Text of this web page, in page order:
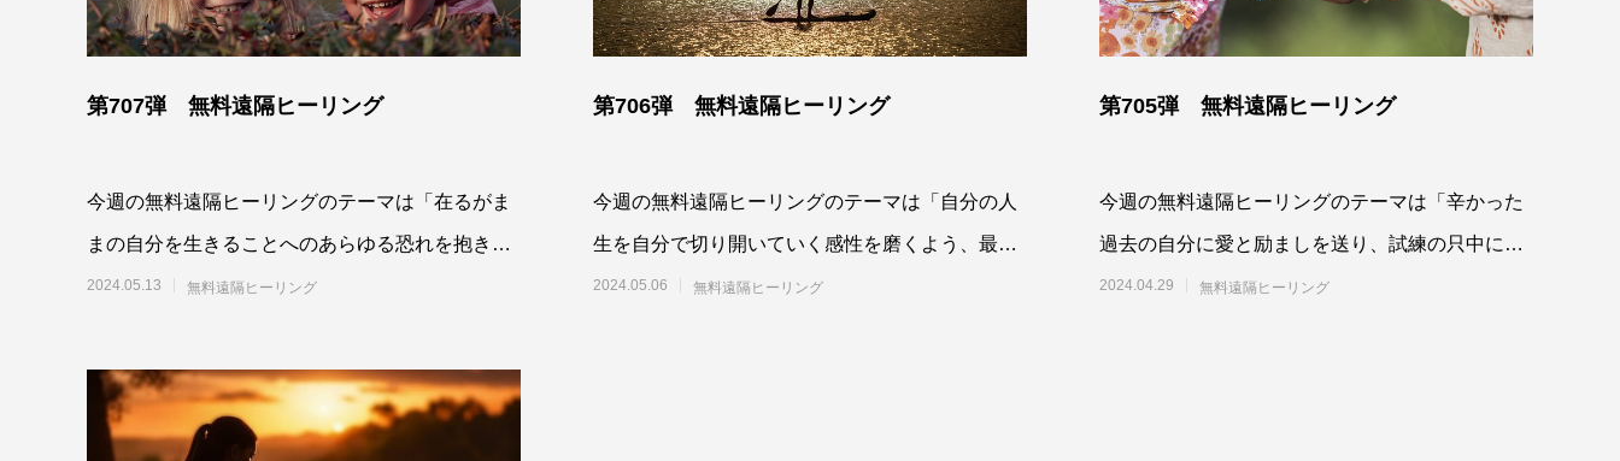
第707弾 無料遠隔ヒーリング
今週の無料遠隔ヒーリングのテーマは「在るがま
まの自分を生きることへのあらゆる恐れを抱きし
め、癒していくよう最高最善に働きかける」で
2024.05.13 無料遠隔ヒーリング
第706弾 無料遠隔ヒーリング
今週の無料遠隔ヒーリングのテーマは「自分の人
生を自分で切り開いていく感性を磨くよう、最高
最善に働きかける」です。参加される方は、「無
2024.05.06 無料遠隔ヒーリング
第705弾 無料遠隔ヒーリング
今週の無料遠隔ヒーリングのテーマは「辛かった
過去の自分に愛と励ましを送り、試練の只中にあ
る自分が未来からの導きを受け取るよう最高最善
2024.04.29 無料遠隔ヒーリング